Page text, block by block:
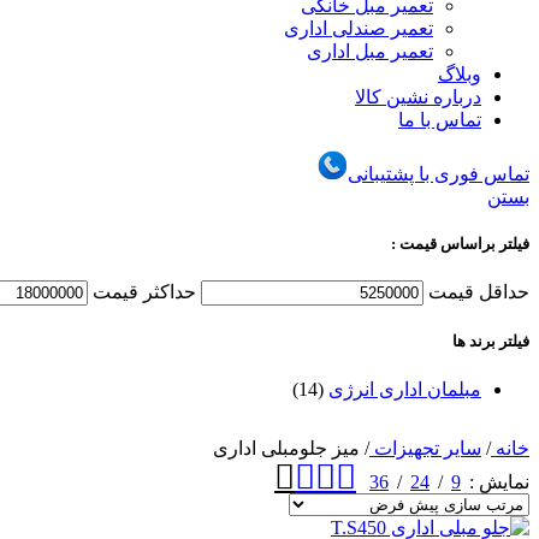
تعمیر مبل خانگی
تعمیر صندلی اداری
تعمیر مبل اداری
وبلاگ
درباره نشین کالا
تماس با ما
تماس فوری با پشتیبانی
بستن
فیلتر براساس قیمت :
حداقل قیمت حداكثر قيمت
فیلتر برند ها
مبلمان اداری انرژی (14)
خانه/ سایر تجهیزات/ میز جلومبلی اداری
نمایش
9
24
36